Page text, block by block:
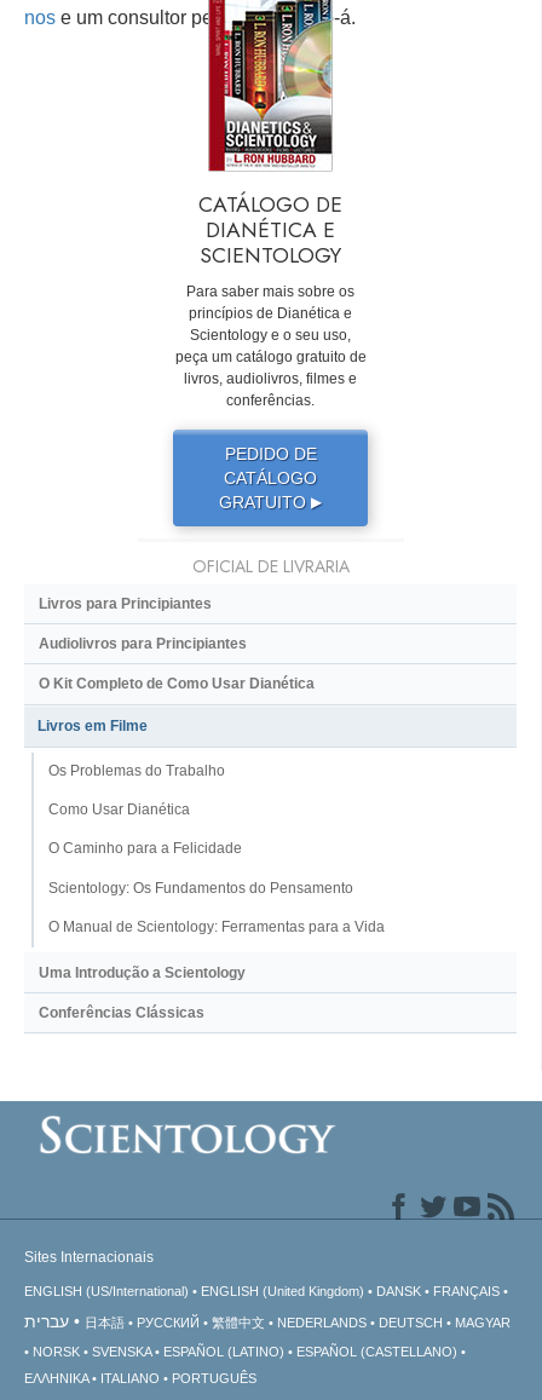
nos e um consultor pessoal ajudá-lo-á.
CATÁLOGO DE
DIANÉTICA E
SCIENTOLOGY
Para saber mais sobre os
princípios de Dianética e
Scientology e o seu uso,
peça um catálogo gratuito de
livros, audiolivros, filmes e
conferências.
PEDIDO DE
CATÁLOGO
GRATUITO ▶
OFICIAL DE LIVRARIA
Livros para Principiantes
Audiolivros para Principiantes
O Kit Completo de Como Usar Dianética
Livros em Filme
Os Problemas do Trabalho
Como Usar Dianética
O Caminho para a Felicidade
Scientology: Os Fundamentos do Pensamento
O Manual de Scientology: Ferramentas para a Vida
Uma Introdução a Scientology
Conferências Clássicas
Sites Internacionais
ENGLISH (US/International) ENGLISH (United Kingdom) DANSK FRANÇAIS
עברית 日本語 РУССКИЙ 繁體中文 NEDERLANDS DEUTSCH
MAGYAR
NORSK
SVENSKA ESPAÑOL (LATINO)
ESPAÑOL (CASTELLANO)
ΕΛΛΗΝΙΚA
ITALIANO PORTUGUÊS